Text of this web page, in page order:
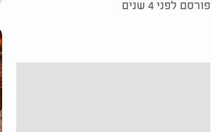
פורסם לפני 4 שנים